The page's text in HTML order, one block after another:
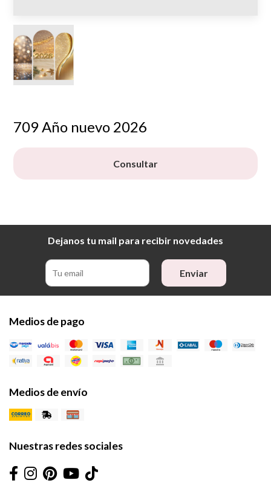
709 Año nuevo 2026
Consultar
Dejanos tu mail para recibir novedades
Enviar
Medios de pago
Medios de envío
Nuestras redes sociales